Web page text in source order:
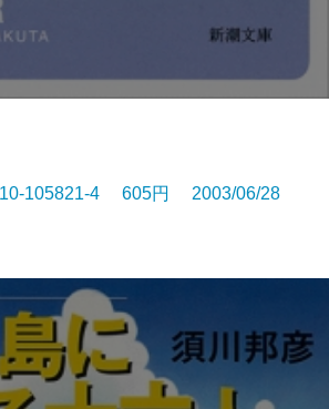
105821-4 605円 2003/06/28